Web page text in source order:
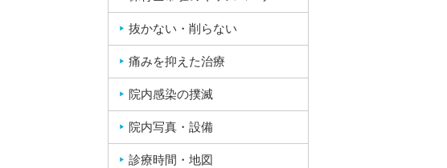
抜かない・削らない
痛みを抑えた治療
院内感染の撲滅
院内写真・設備
診療時間・地図